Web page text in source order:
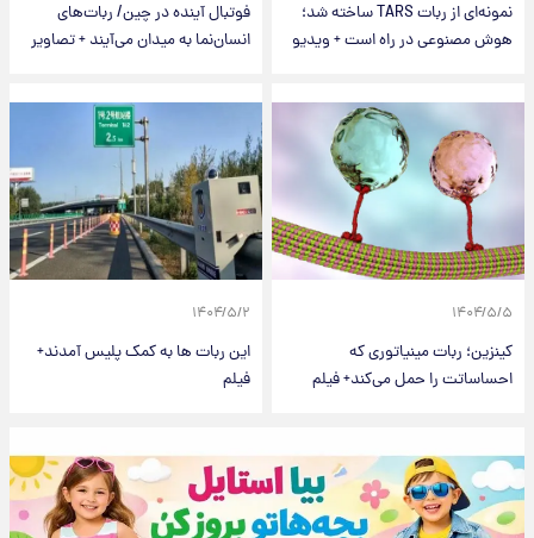
نمونه‌ای از ربات TARS ساخته شد؛
هوش مصنوعی در راه است + ویدیو
فوتبال آینده در چین/ ربات‌های
انسان‌نما به میدان می‌آیند + تصاویر
۱۴۰۴/۵/۵
کینزین؛ ربات مینیاتوری که
احساساتت را حمل می‌کند+ فیلم
۱۴۰۴/۵/۲
این ربات ها به کمک پلیس آمدند+
فیلم